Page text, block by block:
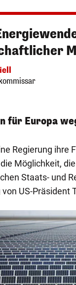
für Europa
Regierung ihre
Möglichkeit,
Staats- und
US-Präsident